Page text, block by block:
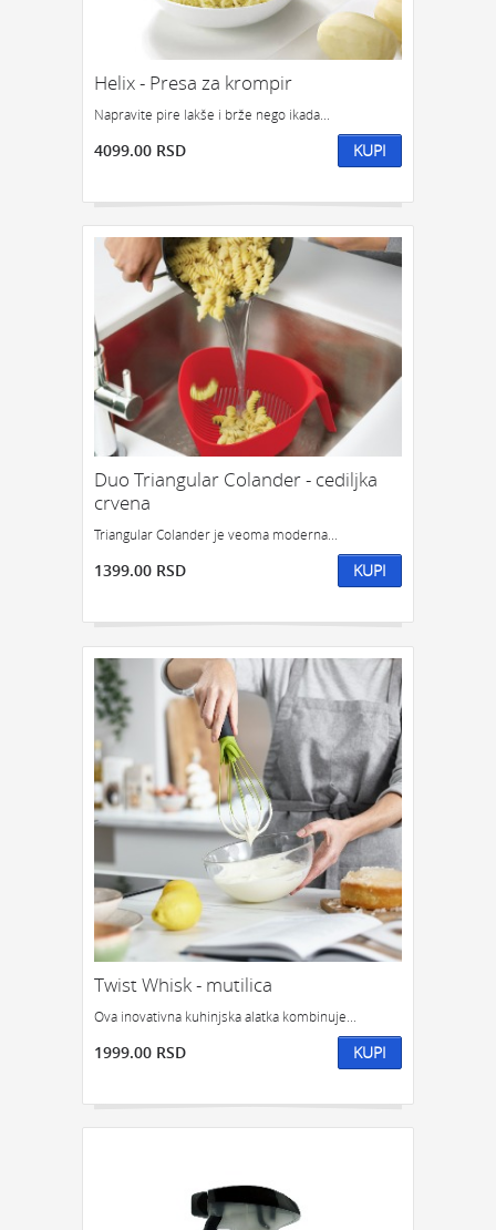
Helix - Presa za krompir
Napravite pire lakše i brže nego ikada...
4099.00 RSD KUPI
Duo Triangular Colander - cediljka
crvena
Triangular Colander je veoma moderna...
1399.00 RSD KUPI
Twist Whisk - mutilica
Ova inovativna kuhinjska alatka kombinuje...
1999.00 RSD KUPI